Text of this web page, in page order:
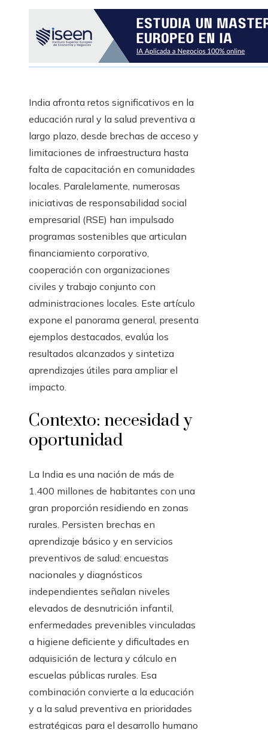
India afronta retos significativos en la
educación rural y la salud preventiva a
largo plazo, desde brechas de acceso y
limitaciones de infraestructura hasta
falta de capacitación en comunidades
locales. Paralelamente, numerosas
iniciativas de responsabilidad social
empresarial (RSE) han impulsado
programas sostenibles que articulan
financiamiento corporativo,
cooperación con organizaciones
civiles y trabajo conjunto con
administraciones locales. Este artículo
expone el panorama general, presenta
ejemplos destacados, evalúa los
resultados alcanzados y sintetiza
aprendizajes útiles para ampliar el
impacto.
Contexto: necesidad y
oportunidad
La India es una nación de más de
1.400 millones de habitantes con una
gran proporción residiendo en zonas
rurales. Persisten brechas en
aprendizaje básico y en servicios
preventivos de salud: encuestas
nacionales y diagnósticos
independientes señalan niveles
elevados de desnutrición infantil,
enfermedades prevenibles vinculadas
a higiene deficiente y dificultades en
adquisición de lectura y cálculo en
escuelas públicas rurales. Esa
combinación convierte a la educación
y a la salud preventiva en prioridades
estratégicas para el desarrollo humano